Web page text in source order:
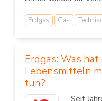
Erdgas Gas
Erdgas: Was
Lebensmitteln
tun?